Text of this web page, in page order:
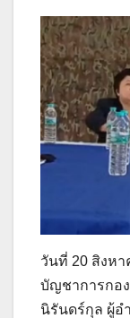
วันที่ 20 สิงห
บัญชาการกอ
นิรันดร์กุล ผู้อ